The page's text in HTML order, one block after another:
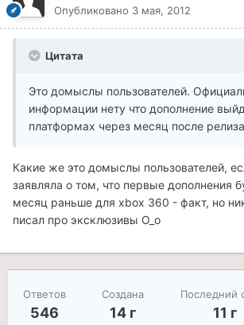
Опубликовано 3 мая, 2012
Цитата
Это домыслы пользователей.
информации нету что дополнение
платформах через месяц после
Какие же это домыслы пользователей,
заявляла о том, что первые дополнения
месяц раньше для xbox 360 - факт, но
писал про эксклюзивы О_о
Ответов
546
Создана
14 г
Последний
11 г